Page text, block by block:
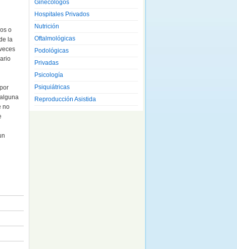
o
la
no
Ginecólogos
Hospitales Privados
Nutrición
Oftalmológicas
Podológicas
Privadas
Psicología
Psiquiátricas
Reproducción Asistida